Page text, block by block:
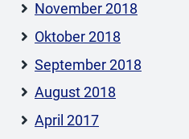
November 2018
Oktober 2018
September 2018
August 2018
April 2017